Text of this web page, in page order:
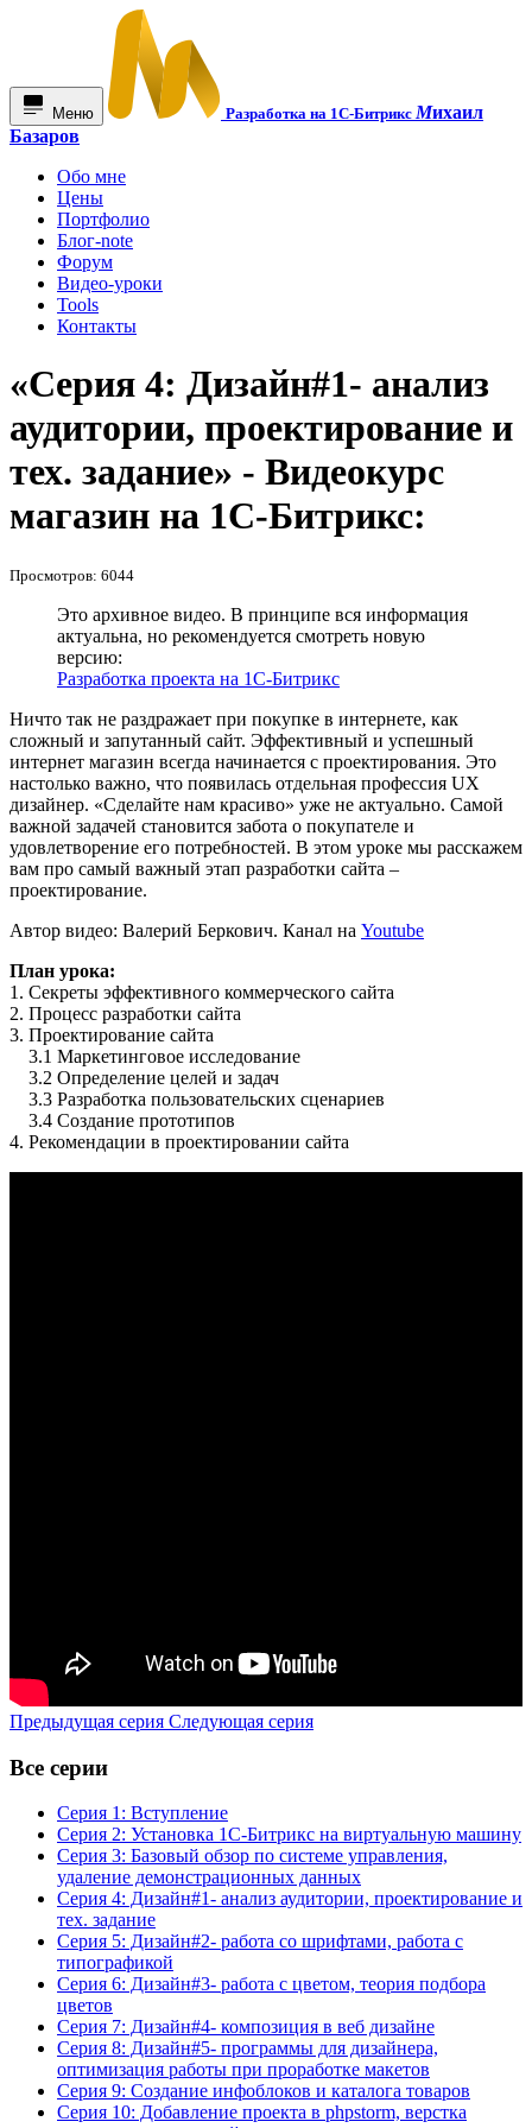
Меню Разработка на 1С-БитриксМихаил
Базаров
Обо мне
Цены
Портфолио
Блог-note
Форум
Видео-уроки
Tools
Контакты
«Серия 4: Дизайн#1- анализ
аудитории, проектирование и
тех. задание» - Видеокурс
магазин на 1С-Битрикс:
Просмотров: 6044
Это архивное видео. В принципе вся информация
актуальна, но рекомендуется смотреть новую
версию:
Разработка проекта на 1С-Битрикс
Ничто так не раздражает при покупке в интернете, как
сложный и запутанный сайт. Эффективный и успешный
интернет магазин всегда начинается с проектирования. Это
настолько важно, что появилась отдельная профессия UX
дизайнер. «Сделайте нам красиво» уже не актуально. Самой
важной задачей становится забота о покупателе и
удовлетворение его потребностей. В этом уроке мы расскажем
вам про самый важный этап разработки сайта –
проектирование.
Автор видео: Валерий Беркович. Канал на Youtube
План урока:
1. Секреты эффективного коммерческого сайта
2. Процесс разработки сайта
3. Проектирование сайта
3.1 Маркетинговое исследование
3.2 Определение целей и задач
3.3 Разработка пользовательских сценариев
3.4 Создание прототипов
4. Рекомендации в проектировании сайта
Предыдущая серия Следующая серия
Все серии
Серия 1: Вступление
Серия 2: Установка 1С-Битрикс на виртуальную машину
Серия 3: Базовый обзор по системе управления,
удаление демонстрационных данных
Серия 4: Дизайн#1- анализ аудитории, проектирование и
тех. задание
Серия 5: Дизайн#2- работа со шрифтами, работа с
типографикой
Серия 6: Дизайн#3- работа с цветом, теория подбора
цветов
Серия 7: Дизайн#4- композиция в веб дизайне
Серия 8: Дизайн#5- программы для дизайнера,
оптимизация работы при проработке макетов
Серия 9: Создание инфоблоков и каталога товаров
Серия 10: Добавление проекта в phpstorm, верстка